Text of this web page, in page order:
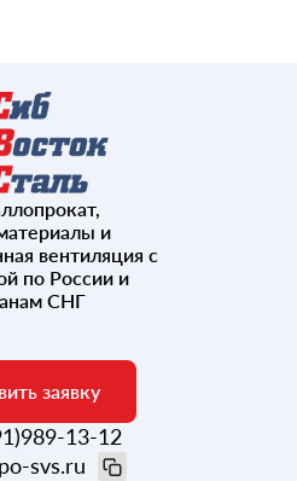
и
вентиляция с
по России и
СНГ
заявку
13-12
svs.ru